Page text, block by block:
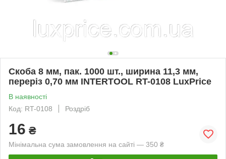
Скоба 8 мм, пак. 1000 шт., ширина 11,3 мм,
переріз 0,70 мм INTERTOOL RT-0108 LuxPrice
В наявності
Код: RT-0108
Роздріб
16 ₴
Мінімальна сума замовлення на сайті — 350 ₴